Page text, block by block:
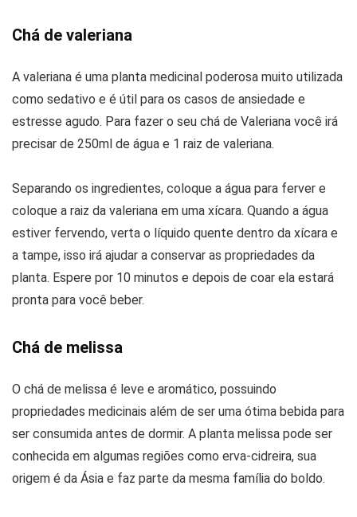
Chá de valeriana
A valeriana é uma planta medicinal poderosa muito utilizada
como sedativo e é útil para os casos de ansiedade e
estresse agudo. Para fazer o seu chá de Valeriana você irá
precisar de 250ml de água e 1 raiz de valeriana.
Separando os ingredientes, coloque a água para ferver e
coloque a raiz da valeriana em uma xícara. Quando a água
estiver fervendo, verta o líquido quente dentro da xícara e
a tampe, isso irá ajudar a conservar as propriedades da
planta. Espere por 10 minutos e depois de coar ela estará
pronta para você beber.
Chá de melissa
O chá de melissa é leve e aromático, possuindo
propriedades medicinais além de ser uma ótima bebida para
ser consumida antes de dormir. A planta melissa pode ser
conhecida em algumas regiões como erva-cidreira, sua
origem é da Ásia e faz parte da mesma família do boldo.